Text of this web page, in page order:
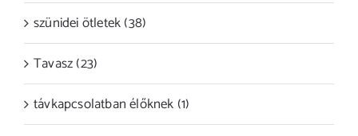
szünidei ötletek (38)
Tavasz (23)
távkapcsolatban élőknek (1)